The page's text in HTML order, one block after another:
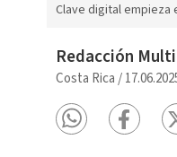
Clave digital empieza
Redacción
Costa Rica /